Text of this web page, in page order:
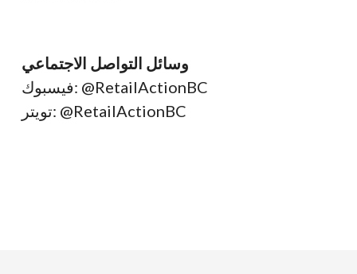
وسائل التواصل الاجتماعي
فيسبوك: @RetailActionBC
تويتر: @RetailActionBC